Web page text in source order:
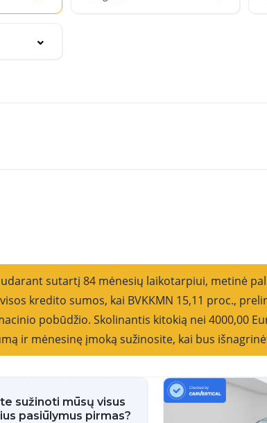
sutartį 84 mėnesių laikotarpiui, metinė
kredito sumos, kai BVKKMN 15,11 proc.,
pobūdžio. Skolinantis kitokią nei 4000,00
ir mėnesinę įmoką sužinosite, kai bus
sužinoti mūsų visus
pasiūlymus pirmas?